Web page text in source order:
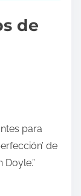
de
para
de
Doyle.”